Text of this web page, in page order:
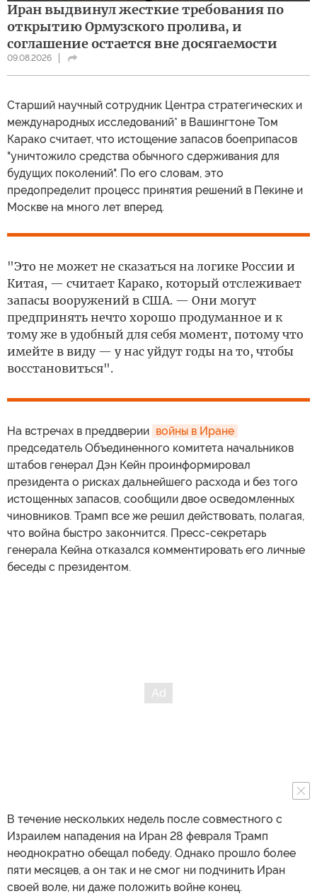
Иран выдвинул жесткие требования по
открытию Ормузского пролива, и
соглашение остается вне досягаемости
09.08.2026
Cтарший научный сотрудник Центра стратегических и
международных исследований* в Вашингтоне Том
Карако считает, что истощение запасов боеприпасов
"уничтожило средства обычного сдерживания для
будущих поколений". По его словам, это
предопределит процесс принятия решений в Пекине и
Москве на много лет вперед.
"Это не может не сказаться на логике России и
Китая, — считает Карако, который отслеживает
запасы вооружений в США. — Они могут
предпринять нечто хорошо продуманное и к
тому же в удобный для себя момент, потому что
имейте в виду — у нас уйдут годы на то, чтобы
восстановиться".
На встречах в преддверии войны в Иране
председатель Объединенного комитета начальников
штабов генерал Дэн Кейн проинформировал
президента о рисках дальнейшего расхода и без того
истощенных запасов, сообщили двое осведомленных
чиновников. Трамп все же решил действовать, полагая,
что война быстро закончится. Пресс-секретарь
генерала Кейна отказался комментировать его личные
беседы с президентом.
В течение нескольких недель после совместного с
Израилем нападения на Иран 28 февраля Трамп
неоднократно обещал победу. Однако прошло более
пяти месяцев, а он так и не смог ни подчинить Иран
своей воле, ни даже положить войне конец.